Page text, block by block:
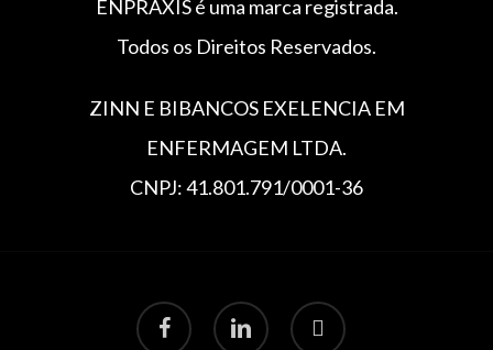
ENPRAXIS é uma marca registrada.
Todos os Direitos Reservados.
ZINN E BIBANCOS EXELENCIA EM
ENFERMAGEM LTDA.
CNPJ: 41.801.791/0001-36